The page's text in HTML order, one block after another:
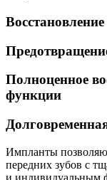
Полноценное
функции
Импланты
передних зубов с
и индивидуальным